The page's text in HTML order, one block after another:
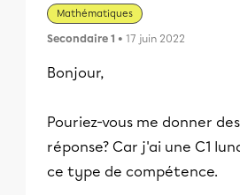
Mathématiques
Secondaire 1 • 17 juin 2022
Bonjour,
Pouriez-vous me donner
réponse? Car j'ai une C1
ce type de compétence.